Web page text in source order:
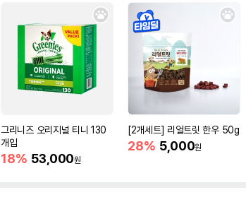
그리니즈 오리지널 티니 130
개입
18% 53,000원
[2개세트] 리얼트릿 한우 50g
28% 5,000원